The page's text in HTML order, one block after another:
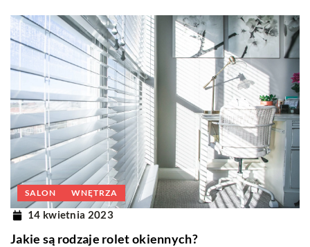
SALON WNĘTRZA
14 kwietnia 2023
Jakie są rodzaje rolet okiennych?